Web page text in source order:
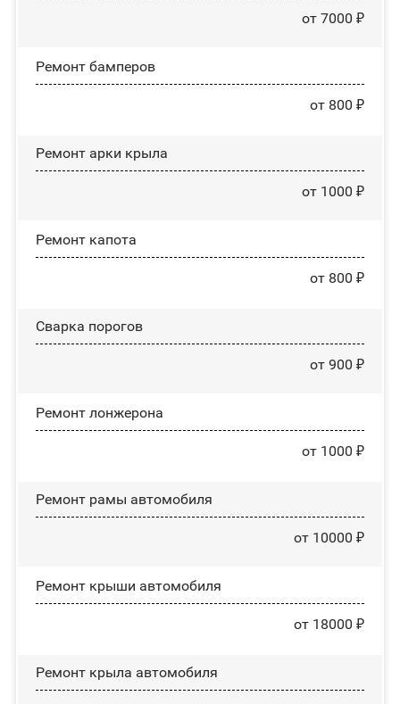
от 7000 ₽
Ремонт бамперов
от 800 ₽
Ремонт арки крыла
от 1000 ₽
Ремонт капота
от 800 ₽
Сварка порогов
от 900 ₽
Ремонт лонжерона
от 1000 ₽
Ремонт рамы автомобиля
от 10000 ₽
Ремонт крыши автомобиля
от 18000 ₽
Ремонт крыла автомобиля